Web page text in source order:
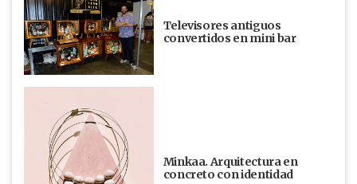
Televisores antiguos
convertidos en mini bar
Minkaa. Arquitectura en
concreto con identidad